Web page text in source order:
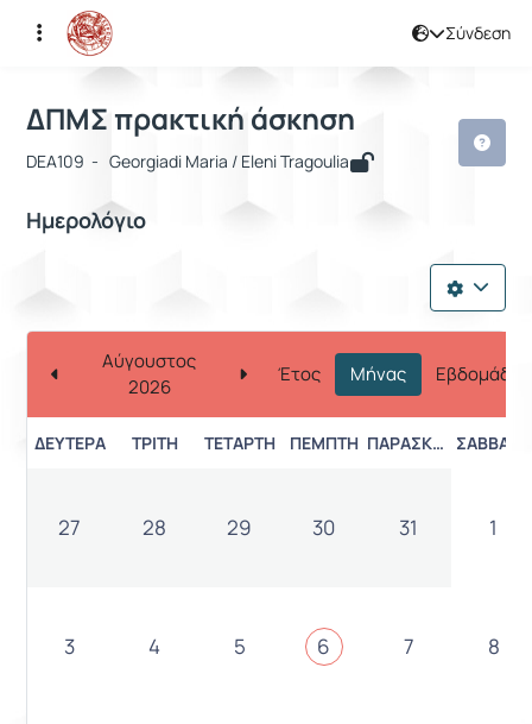
Σύνδεση
Μάθημα : ΔΠΜΣ πρακτική άσκηση
Κωδικός : DEA109
ΔΠΜΣ πρακτική άσκηση
DEA109 - Georgiadi Maria / Eleni Tragoulia
Ημερολόγιο
Αύγουστος
2026
Έτος Μήνας Εβδομάδα
ΔΕΥΤΈΡΑ ΤΡΊΤΗ ΤΕΤΆΡΤΗ ΠΈΜΠΤΗ ΠΑΡΑΣΚΕΥΉ ΣΆΒΒΑΤΟ
27 28 29 30 31 1
3 4 5 6 7 8